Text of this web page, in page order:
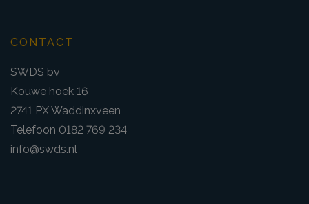
CONTACT
SWDS bv
Kouwe hoek 16
2741 PX Waddinxveen
Telefoon 0182 769 234
info@swds.nl